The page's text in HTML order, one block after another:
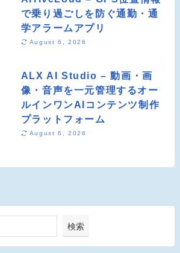
で乗り過ごしを防ぐ通勤・通
学アラームアプリ
August 6, 2026
ALX AI Studio – 動画・画
像・音声を一元管理するオー
ルインワンAIコンテンツ制作
プラットフォーム
August 6, 2026
検索